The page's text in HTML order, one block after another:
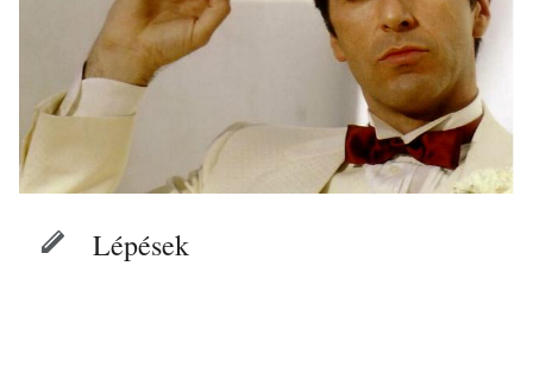
Lépések